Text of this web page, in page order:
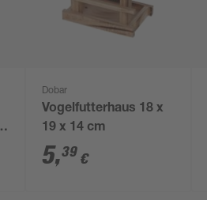
Dobar
Vogelfutterhaus 18 x
19 x 14 cm
5,39 €